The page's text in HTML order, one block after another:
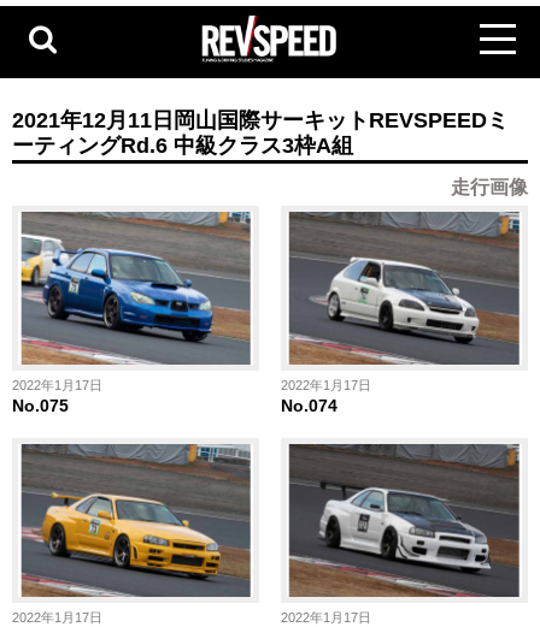
2021年12月11日岡山国際サーキットREVSPEEDミ
ーティングRd.6 中級クラス3枠A組
走行画像
2022年1月17日
No.075
2022年1月17日
No.074
2022年1月17日 2022年1月17日